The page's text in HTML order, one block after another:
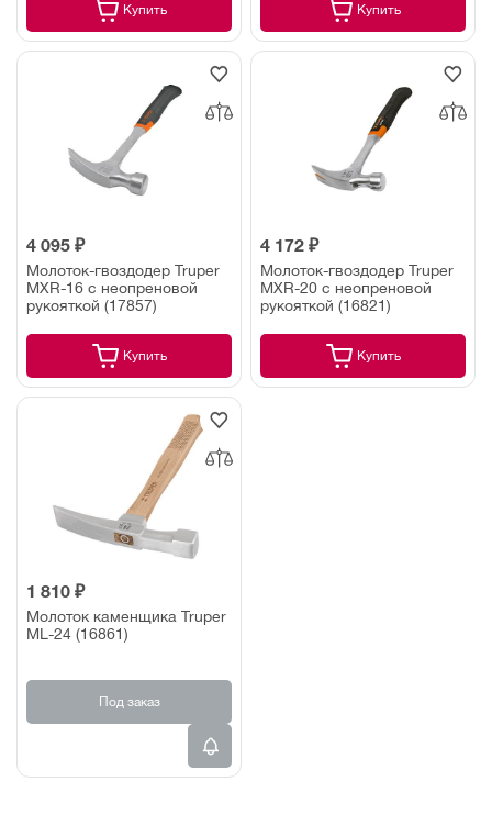
Купить Купить
4 095 ₽
Молоток-гвоздодер Truper
MXR-16 с неопреновой
рукояткой (17857)
Купить
4 172 ₽
Молоток-гвоздодер Truper
MXR-20 с неопреновой
рукояткой (16821)
Купить
1 810 ₽
Молоток каменщика Truper
ML-24 (16861)
Под заказ